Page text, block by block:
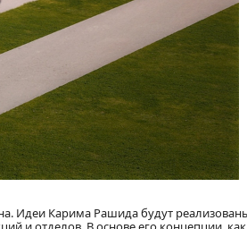
Идеи Карима Рашида будут